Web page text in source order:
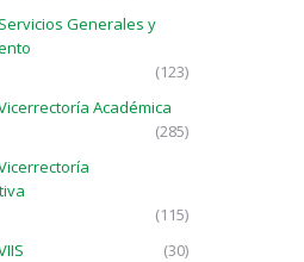
Generales y
(123)
Académica
(285)
(115)
(30)